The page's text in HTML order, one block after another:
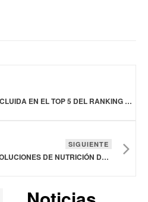
PEPSICO MÉXICO ES INCLUIDA EN EL TOP 5 DEL RANKING EMPRESAS RESPONSABLES
SIGUIENTE
DSM-FIRMENICH LANZARÁ SOLUCIONES DE NUTRICIÓN DEPORTIVA